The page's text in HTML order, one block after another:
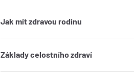
Jak mít zdravou rodinu
Základy celostního zdraví